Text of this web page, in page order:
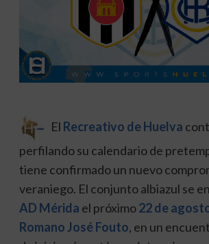
El Recreativo de Huelva
perfilando su calendario de
tiene confirmado un nuevo
veraniego. El conjunto albiazul se
AD Mérida el próximo22 de
Romano José Fouto, en un